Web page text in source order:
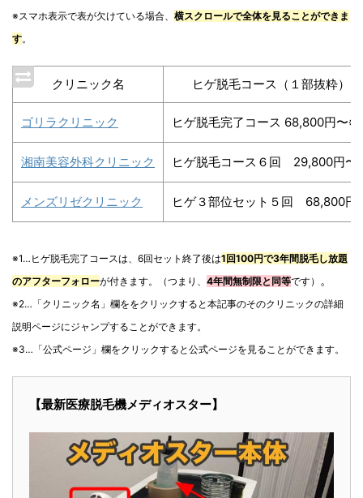
※スマホ表示で表が欠けている場合、 横スクロールで全体を見ることができま
す。
クリニック名 ヒゲ脱毛コース（１部抜粋）
ゴリラクリニック ヒゲ脱毛完了コース 68,800円〜※1
湘南美容外科クリニック ヒゲ脱毛コース６回 29,800円〜
メンズリゼクリニック ヒゲ３部位セット５回 68,800円
※1…ヒゲ脱毛完了コースは、6回セット終了後は1回100円で3年間脱毛し放題
のアフターフォローが付きます。（つまり、 4年間無制限と同等です） 。
※2…「クリニック名」欄ををクリックすると本記事のそのクリニックの詳細
説明ページにジャンプすることができます。
※3…「公式ページ」欄をクリックすると公式ページを見ることができます。
【最新医療脱毛機メディオスター】